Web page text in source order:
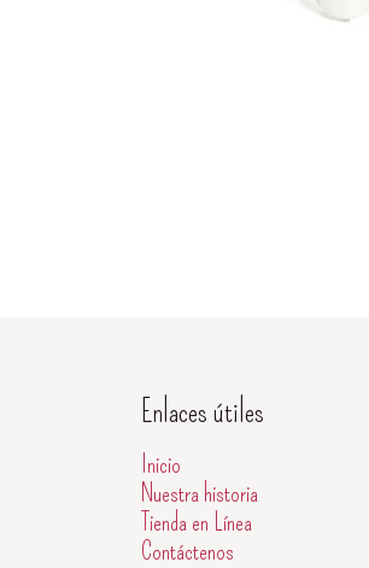
Enlaces útiles
Inicio
Nuestra historia
Tienda en Línea
Contáctenos